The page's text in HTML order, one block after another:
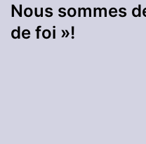
Nous sommes
de foi »!